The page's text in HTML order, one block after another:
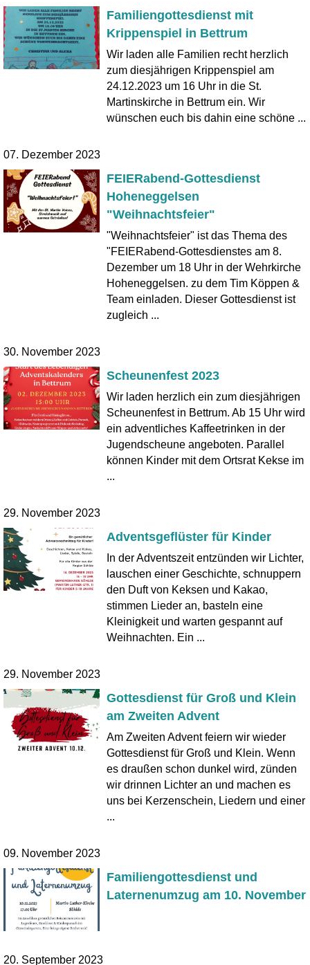
Familiengottesdienst mit
Krippenspiel in Bettrum
Wir laden alle Familien recht herzlich
zum diesjährigen Krippenspiel am
24.12.2023 um 16 Uhr in die St.
Martinskirche in Bettrum ein. Wir
wünschen euch bis dahin eine schöne ...
07. Dezember 2023
FEIERabend-Gottesdienst
Hoheneggelsen
"Weihnachtsfeier"
"Weihnachtsfeier" ist das Thema des
"FEIERabend-Gottesdienstes am 8.
Dezember um 18 Uhr in der Wehrkirche
Hoheneggelsen. zu dem Tim Köppen &
Team einladen. Dieser Gottesdienst ist
zugleich ...
30. November 2023
Scheunenfest 2023
Wir laden herzlich ein zum diesjährigen
Scheunenfest in Bettrum. Ab 15 Uhr wird
ein adventliches Kaffeetrinken in der
Jugendscheune angeboten. Parallel
können Kinder mit dem Ortsrat Kekse im
...
29. November 2023
Adventsgeflüster für Kinder
In der Adventszeit entzünden wir Lichter,
lauschen einer Geschichte, schnuppern
den Duft von Keksen und Kakao,
stimmen Lieder an, basteln eine
Kleinigkeit und warten gespannt auf
Weihnachten. Ein ...
29. November 2023
Gottesdienst für Groß und Klein
am Zweiten Advent
Am Zweiten Advent feiern wir wieder
Gottesdienst für Groß und Klein. Wenn
es draußen schon dunkel wird, zünden
wir drinnen Lichter an und machen es
uns bei Kerzenschein, Liedern und einer
...
09. November 2023
Familiengottesdienst und
Laternenumzug am 10. November
20. September 2023